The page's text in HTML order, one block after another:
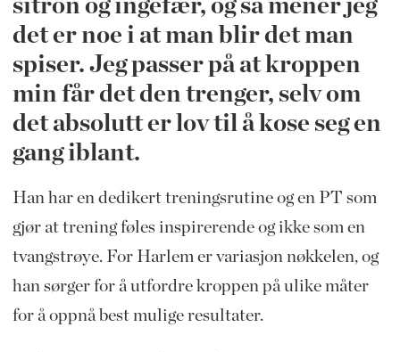
sitron og ingefær, og så mener jeg
det er noe i at man blir det man
spiser. Jeg passer på at kroppen
min får det den trenger, selv om
det absolutt er lov til å kose seg en
gang iblant.
Han har en dedikert treningsrutine og en PT som
gjør at trening føles inspirerende og ikke som en
tvangstrøye. For Harlem er variasjon nøkkelen, og
han sørger for å utfordre kroppen på ulike måter
for å oppnå best mulige resultater.